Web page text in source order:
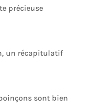
produits
constant
précieuse
un récapitulatif
sont bien